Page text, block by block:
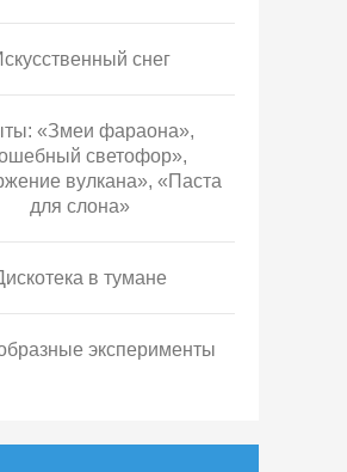
снег
«Змеи фараона»,
светофор»,
вулкана», «Паста
для слона»
в тумане
эксперименты